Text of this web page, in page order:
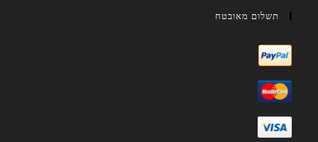
תשלום מאובטח